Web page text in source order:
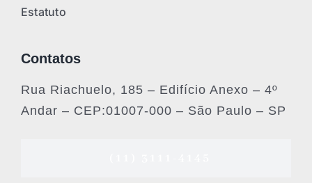
Estatuto
Contatos
Rua Riachuelo, 185 – Edifício Anexo – 4º
Andar – CEP:01007-000 – São Paulo – SP